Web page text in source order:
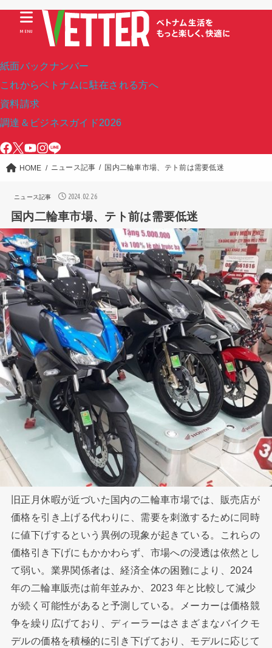
紙面バックナンバー
これからベトナムに駐在される方へ
資料請求
調達＆ビジネスガイド2026
MENU
HOME ニュース記事 国内二輪車市場、テト前は需要低迷
ニュース記事 2024.02.26
国内二輪車市場、テト前は需要低迷
旧正月休暇が近づいた国内の二輪車市場では、販売店が
価格を引き上げる代わりに、需要を刺激するために同時
に値下げするという異例の現象が起きている。これらの
価格引き下げにもかかわらず、市場への浸透は依然とし
て弱い。業界関係者は、経済全体の困難により、2024
年の二輪車販売は前年並みか、2023 年と比較して減少
が続く可能性があると予測している。メーカーは価格競
争を繰り広げており、ディーラーはさまざまなバイクモ
デルの価格を積極的に引き下げており、モデルに応じて